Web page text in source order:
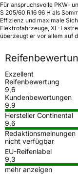
Für anspruchsvolle PKW-
S 205/60 R16 96 H als
Effizienz und maximale
Elektrofahrzeuge, XL-
überzeugt er vor allem auf
Exzellent
Reifenbewertung
9,6
Kundenbewertungen
9,9
Hersteller Continental
9,6
Redaktionsmeinungen
nicht verfügbar
EU-Reifenlabel
9,3
mehr anzeigen